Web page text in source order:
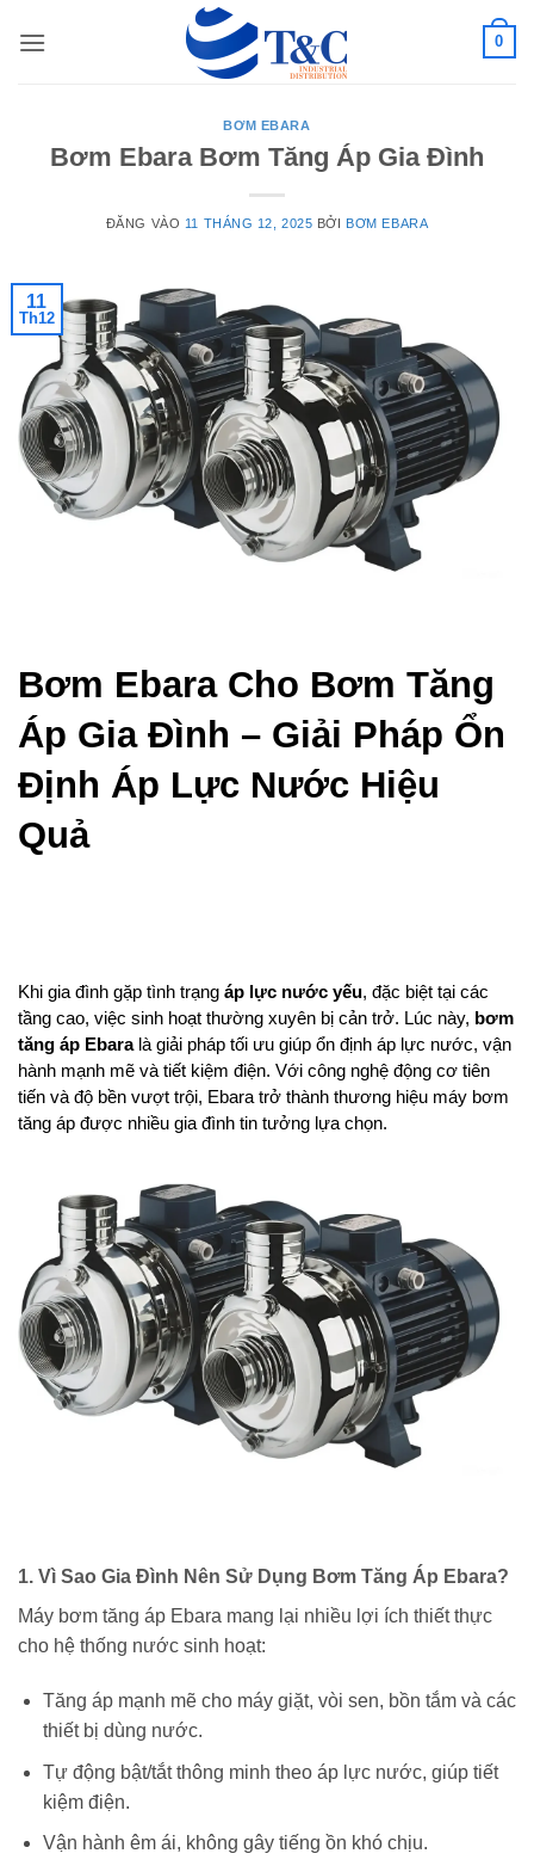
qua
0
BƠM EBARA
Bơm Ebara Bơm Tăng Áp Gia Đình
ĐĂNG VÀO 11 THÁNG 12, 2025 BỞI BƠM EBARA
11
Th12
Bơm Ebara Cho Bơm Tăng
Áp Gia Đình – Giải Pháp Ổn
Định Áp Lực Nước Hiệu
Quả
Khi gia đình gặp tình trạng áp lực nước yếu, đặc biệt tại các
tầng cao, việc sinh hoạt thường xuyên bị cản trở. Lúc này, bơm
tăng áp Ebara là giải pháp tối ưu giúp ổn định áp lực nước, vận
hành mạnh mẽ và tiết kiệm điện. Với công nghệ động cơ tiên
tiến và độ bền vượt trội, Ebara trở thành thương hiệu máy bơm
tăng áp được nhiều gia đình tin tưởng lựa chọn.
1. Vì Sao Gia Đình Nên Sử Dụng Bơm Tăng Áp Ebara?
Máy bơm tăng áp Ebara mang lại nhiều lợi ích thiết thực
cho hệ thống nước sinh hoạt:
Tăng áp mạnh mẽ cho máy giặt, vòi sen, bồn tắm và các
thiết bị dùng nước.
Tự động bật/tắt thông minh theo áp lực nước, giúp tiết
kiệm điện.
Vận hành êm ái, không gây tiếng ồn khó chịu.